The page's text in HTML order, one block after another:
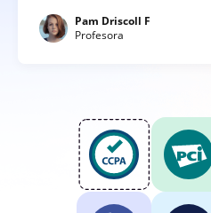
Pam Driscoll F
Profesora